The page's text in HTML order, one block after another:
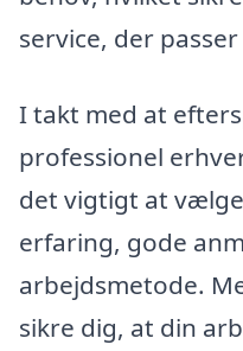
service, der
I takt med at
professionel
det vigtigt at
erfaring, gode
arbejdsmetode.
sikre dig, at din